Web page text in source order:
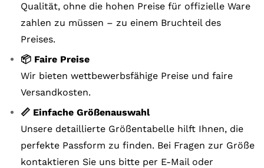
Qualität, ohne die hohen Preise für offizielle Ware
zahlen zu müssen – zu einem Bruchteil des
Preises.
📦 Faire Preise
Wir bieten wettbewerbsfähige Preise und faire
Versandkosten.
📏 Einfache Größenauswahl
Unsere detaillierte Größentabelle hilft Ihnen, die
perfekte Passform zu finden. Bei Fragen zur Größe
kontaktieren Sie uns bitte per E-Mail oder